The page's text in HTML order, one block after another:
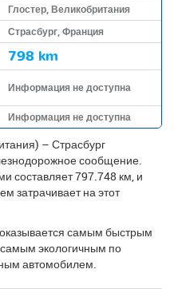
Глостер, Великобритания
Страсбург, Франция
798 km
Информация не доступна
Информация не доступна
– Страсбург
сообщение.
составляет 797.748 км, и
затрачивает на этот
самым быстрым
самым экологичным по
автомобилем.